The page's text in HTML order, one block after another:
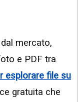
mercato,
e PDF tra
esplorare file su
gratuita che